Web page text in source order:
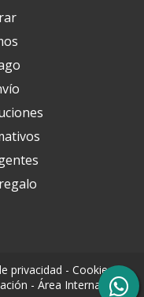
privacidad - Cookies-
- Área Interna